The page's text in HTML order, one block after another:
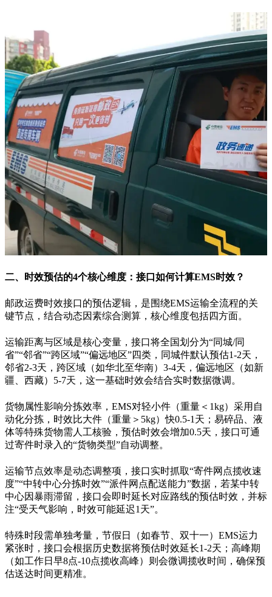
二、时效预估的4个核心维度：接口如何计算EMS时效？
邮政运费时效接口的预估逻辑，是围绕EMS运输全流程的关
键节点，结合动态因素综合测算，核心维度包括四方面。
运输距离与区域是核心变量，接口将全国划分为“同城/同
省”“邻省”“跨区域”“偏远地区”四类，同城件默认预估1-2天，
邻省2-3天，跨区域（如华北至华南） 3-4天，偏远地区（如新
疆、西藏） 5-7天，这一基础时效会结合实时数据微调。
货物属性影响分拣效率， EMS对轻小件（重量＜ 1kg）采用自
动化分拣，时效比大件（重量＞ 5kg）快0.5-1 天；易碎品、液
体等特殊货物需人工核验，预估时效会增加0.5天，接口可通
过寄件时录入的“货物类型”自动调整。
运输节点效率是动态调整项，接口实时抓取“寄件网点揽收速
度”“中转中心分拣时效”“派件网点配送能力”数据，若某中转
中心因暴雨滞留，接口会即时延长对应路线的预估时效，并标
注“受天气影响，时效可能延迟1 天”。
特殊时段需单独考量，节假日（如春节、双十一） EMS运力
紧张时，接口会根据历史数据将预估时效延长1-2天；高峰期
（如工作日早8点-10点揽收高峰）则会微调揽收时间，确保预
估送达时间更精准。